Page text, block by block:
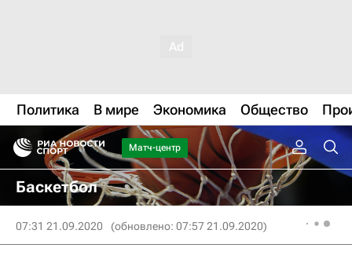
Политика В мире Экономика Общество
Матч-центр
Баскетбол
07:31 21.09.2020 (обновлено: 07:57 21.09.2020)